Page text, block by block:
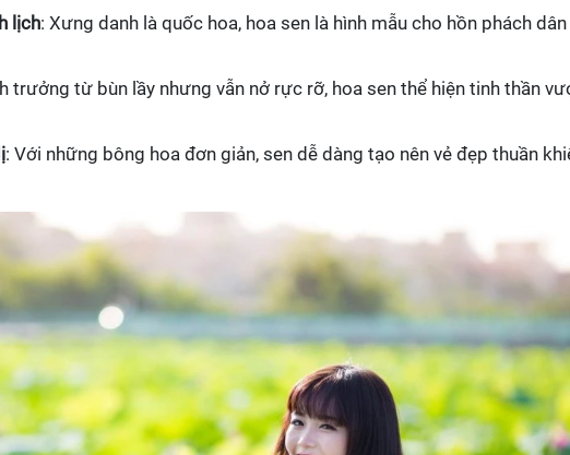
lịch: Xưng danh là quốc hoa, hoa sen là hình mẫu cho hồn phách dân
trưởng từ bùn lầy nhưng vẫn nở rực rỡ, hoa sen thể hiện tinh thần
: Với những bông hoa đơn giản, sen dễ dàng tạo nên vẻ đẹp thuần